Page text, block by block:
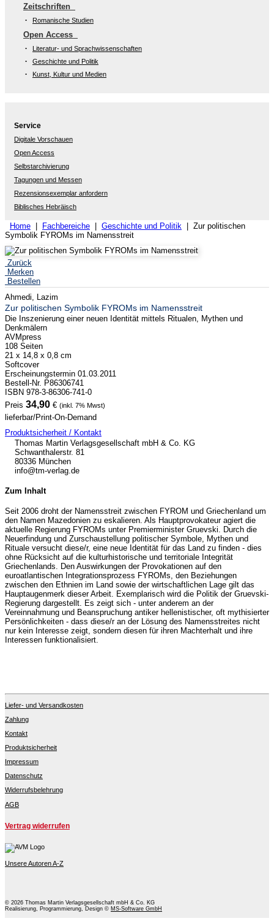
Zeitschriften
Romanische Studien
Open Access
Literatur- und Sprachwissenschaften
Geschichte und Politik
Kunst, Kultur und Medien
Service
Digitale Vorschauen
Open Access
Selbstarchivierung
Tagungen und Messen
Rezensionsexemplar anfordern
Biblisches Hebräisch
Home Fachbereiche Geschichte und Politik | Zur politischen
Symbolik FYROMs im Namensstreit
Zurück
Merken
Bestellen
Ahmedi, Lazim
Zur politischen Symbolik FYROMs im Namensstreit
Die Inszenierung einer neuen Identität mittels Ritualen, Mythen und
Denkmälern
AVMpress
108 Seiten
21 x 14,8 x 0,8 cm
Softcover
Erscheinungstermin 01.03.2011
Bestell-Nr. P86306741
ISBN 978-3-86306-741-0
Preis 34,90 € (inkl. 7% Mwst)
lieferbar/Print-On-Demand
Produktsicherheit / Kontakt
Thomas Martin Verlagsgesellschaft mbH & Co. KG
Schwanthalerstr. 81
80336 München
info@tm-verlag.de
Zum Inhalt
Seit 2006 droht der Namensstreit zwischen FYROM und Griechenland um
den Namen Mazedonien zu eskalieren. Als Hauptprovokateur agiert die
aktuelle Regierung FYROMs unter Premierminister Gruevski. Durch die
Neuerfindung und Zurschaustellung politischer Symbole, Mythen und
Rituale versucht diese/r, eine neue Identität für das Land zu finden - dies
ohne Rücksicht auf die kulturhistorische und territoriale Integrität
Griechenlands. Den Auswirkungen der Provokationen auf den
euroatlantischen Integrationsprozess FYROMs, den Beziehungen
zwischen den Ethnien im Land sowie der wirtschaftlichen Lage gilt das
Hauptaugenmerk dieser Arbeit. Exemplarisch wird die Politik der Gruevski-
Regierung dargestellt. Es zeigt sich - unter anderem an der
Vereinnahmung und Beanspruchung antiker hellenistischer, oft mythisierter
Persönlichkeiten - dass diese/r an der Lösung des Namensstreites nicht
nur kein Interesse zeigt, sondern diesen für ihren Machterhalt und ihre
Interessen funktionalisiert.
Liefer- und Versandkosten
Zahlung
Kontakt
Produktsicherheit
Impressum
Datenschutz
Widerrufsbelehrung
AGB
Vertrag widerrufen
Unsere Autoren A-Z
© 2026 Thomas Martin Verlagsgesellschaft mbH & Co. KG
Realisierung, Programmierung, Design © MS-Software GmbH